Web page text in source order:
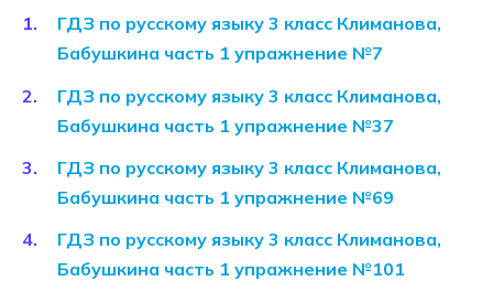
ГДЗ по русскому языку 3 класс Климанова,
Бабушкина часть 1 упражнение №7
ГДЗ по русскому языку 3 класс Климанова,
Бабушкина часть 1 упражнение №37
ГДЗ по русскому языку 3 класс Климанова,
Бабушкина часть 1 упражнение №69
ГДЗ по русскому языку 3 класс Климанова,
Бабушкина часть 1 упражнение №101